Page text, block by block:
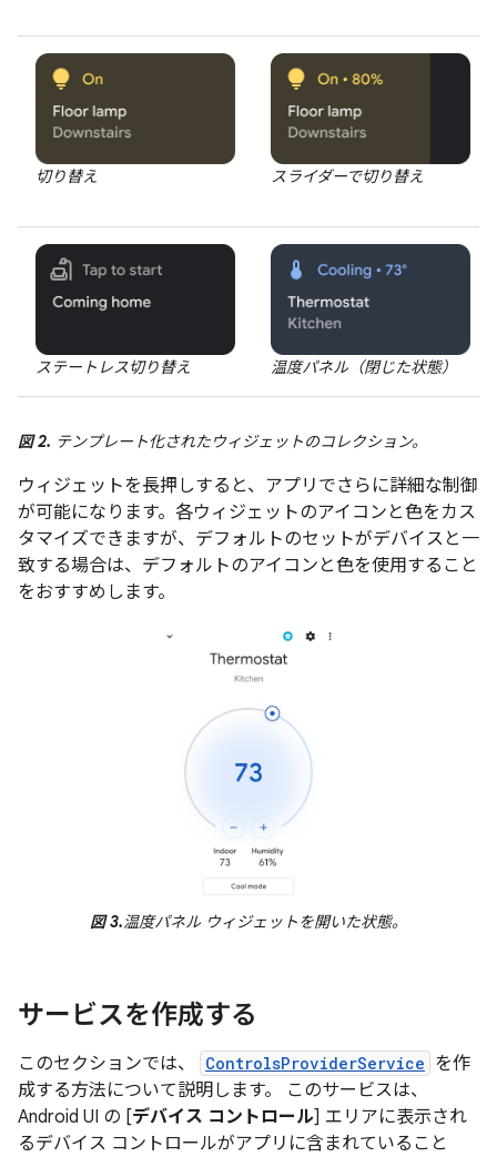
切り替え スライダーで切り替え
ステートレス切り替え 温度パネル（閉じた状態）
図 2. テンプレート化されたウィジェットのコレクション。
ウィジェットを長押しすると、アプリでさらに詳細な制御
が可能になります。各ウィジェットのアイコンと色をカス
タマイズできますが、デフォルトのセットがデバイスと一
致する場合は、デフォルトのアイコンと色を使用すること
をおすすめします。
図 3.温度パネル ウィジェットを開いた状態。
サービスを作成する
このセクションでは、 ControlsProviderService を作
成する方法について説明します。 このサービスは、
Android UI の [デバイス コントロール] エリアに表示され
るデバイス コントロールがアプリに含まれていること